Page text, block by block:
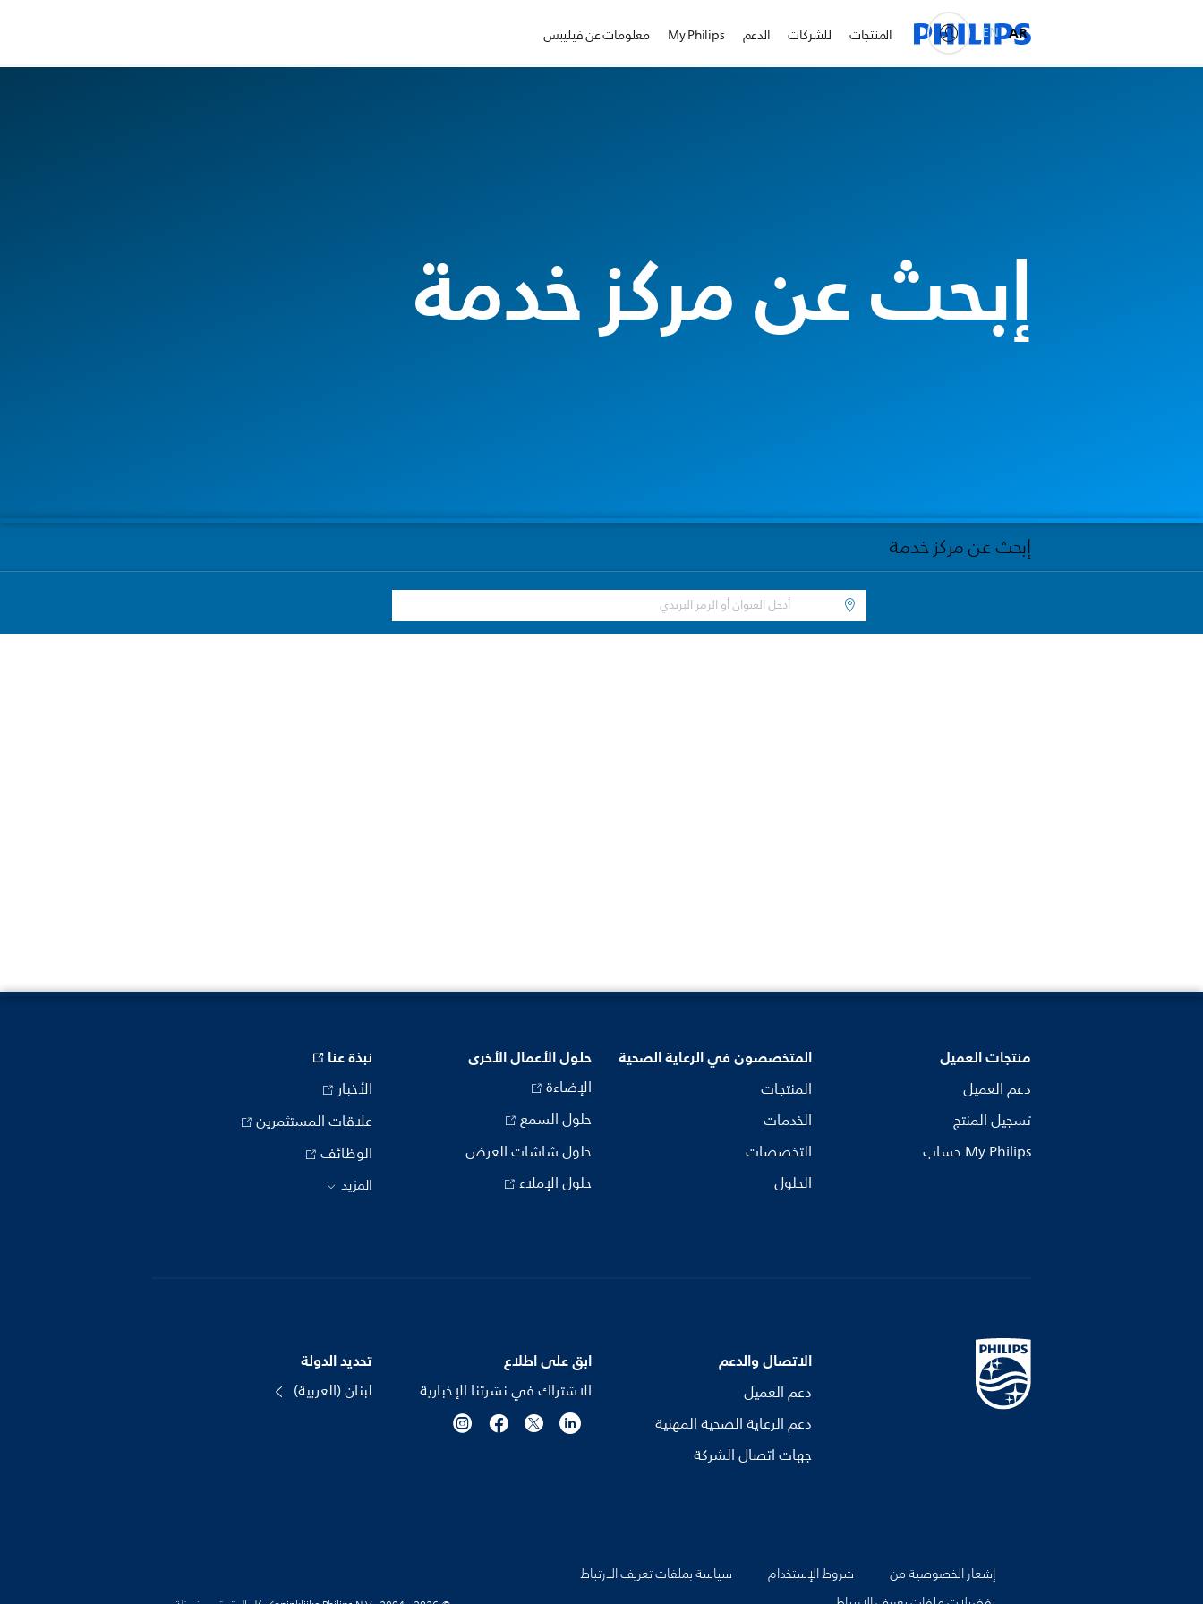
المنتجات للشركات الدعم My Philips معلومات عن فيليبس AR
EN
إبحث عن مركز خدمة
إبحث عن مركز خدمة
منتجات العميل
دعم العميل
تسجيل المنتج
My Philips حساب
المتخصصون في الرعاية الصحية
المنتجات
الخدمات
التخصصات
الحلول
حلول الأعمال الأخرى
الإضاءة
حلول السمع
حلول شاشات العرض
حلول الإملاء
نبذة عنا
الأخبار
علاقات المستثمرين
الوظائف
المزيد
الاتصال والدعم
دعم العميل
دعم الرعاية الصحية المهنية
جهات اتصال الشركة
ابق على اطلاع
الاشتراك في نشرتنا الإخبارية
تحديد الدولة
لبنان (العربية)
إشعار الخصوصية من شروط الإستخدام
سياسة بملفات تعريف الارتباط